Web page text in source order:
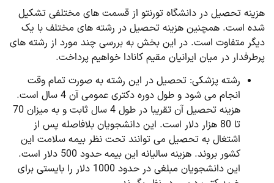
هزینه تحصیل در دانشگاه تورنتو از قسمت های مختلفی تشکیل
شده است. همچنین هزینه تحصیل در رشته های مختلف با یک
دیگر متفاوت است. در این بخش به بررسی چند مورد از رشته های
پرطرفدار در میان ایرانیان مقیم کانادا خواهیم پرداخت.
رشته پزشکی: تحصیل در این رشته به صورت تمام وقت
انجام می شود و طول دوره دکتری عمومی آن 4 سال است.
هزینه تحصیل آن تقریبا در طول 4 سال ثابت و به میزان 70
تا 80 هزار دلار است. این دانشجویان بلافاصله پس از
اشتغال به تحصیل می توانند تحت نظر بیمه سلامت این
کشور بروند. هزینه سالیانه این بیمه حدود 500 دلار است.
این دانشجویان مبلغی در حدود 1000 دلار را بایستی برای